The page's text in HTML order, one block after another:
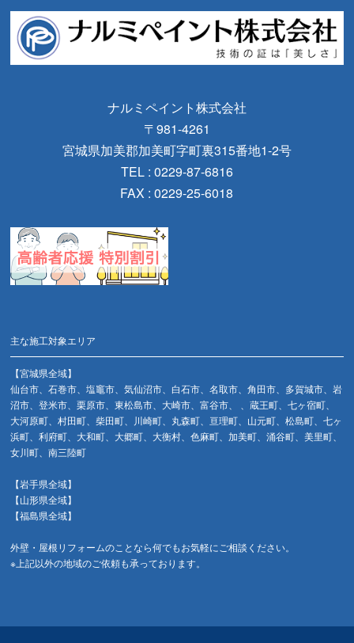
ナルミペイント株式会社
〒981-4261
宮城県加美郡加美町字町裏315番地1-2号
TEL : 0229-87-6816
FAX : 0229-25-6018
主な施工対象エリア
【宮城県全域】
仙台市、石巻市、塩竈市、気仙沼市、白石市、名取市、角田市、多賀城市、岩
沼市、登米市、栗原市、東松島市、大崎市、富谷市、 、蔵王町、七ヶ宿町、
大河原町、村田町、柴田町、川崎町、丸森町、亘理町、山元町、松島町、七ヶ
浜町、利府町、大和町、大郷町、大衡村、色麻町、加美町、涌谷町、美里町、
女川町、南三陸町
【岩手県全域】
【山形県全域】
【福島県全域】
外壁・屋根リフォームのことなら何でもお気軽にご相談ください。
※上記以外の地域のご依頼も承っております。